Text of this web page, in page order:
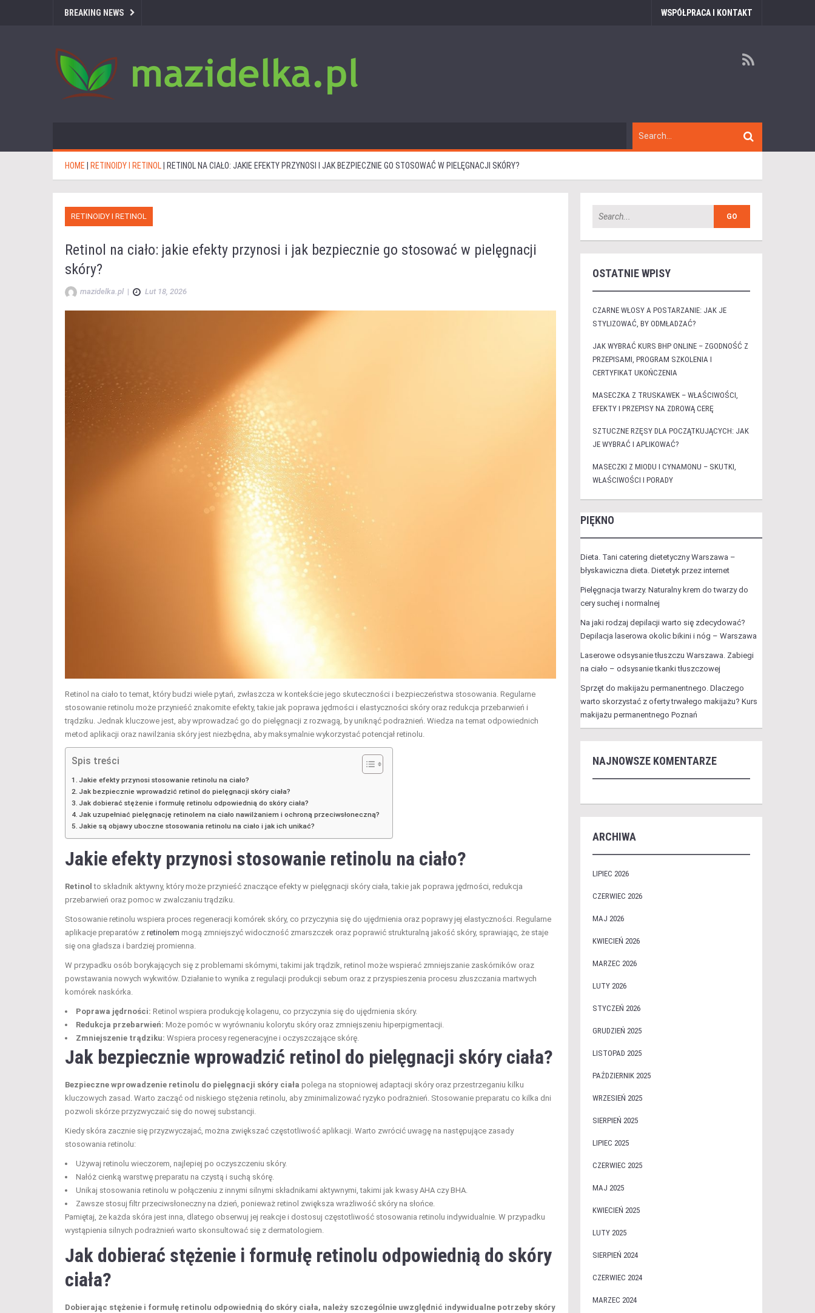
BREAKING NEWS WSPÓŁPRACA I KONTAKT
HOME RETINOIDY I RETINOL RETINOL NA CIAŁO: JAKIE EFEKTY PRZYNOSI I JAK BEZPIECZNIE GO STOSOWAĆ W PIELĘGNACJI SKÓRY?
RETINOIDY I RETINOL
Retinol na ciało: jakie efekty przynosi i jak bezpiecznie go stosować w pielęgnacji
skóry?
mazidelka.pl | Lut 18, 2026
Retinol na ciało to temat, który budzi wiele pytań, zwłaszcza w kontekście jego skuteczności i bezpieczeństwa stosowania. Regularne
stosowanie retinolu może przynieść znakomite efekty, takie jak poprawa jędrności i elastyczności skóry oraz redukcja przebarwień i
trądziku. Jednak kluczowe jest, aby wprowadzać go do pielęgnacji z rozwagą, by uniknąć podrażnień. Wiedza na temat odpowiednich
metod aplikacji oraz nawilżania skóry jest niezbędna, aby maksymalnie wykorzystać potencjał retinolu.
Spis treści
Jakie efekty przynosi stosowanie retinolu na ciało?
Jak bezpiecznie wprowadzić retinol do pielęgnacji skóry ciała?
Jak dobierać stężenie i formułę retinolu odpowiednią do skóry ciała?
Jak uzupełniać pielęgnację retinolem na ciało nawilżaniem i ochroną przeciwsłoneczną?
Jakie są objawy uboczne stosowania retinolu na ciało i jak ich unikać?
Jakie efekty przynosi stosowanie retinolu na ciało?
Retinol to składnik aktywny, który może przynieść znaczące efekty w pielęgnacji skóry ciała, takie jak poprawa jędrności, redukcja
przebarwień oraz pomoc w zwalczaniu trądziku.
Stosowanie retinolu wspiera proces regeneracji komórek skóry, co przyczynia się do ujędrnienia oraz poprawy jej elastyczności. Regularne
aplikacje preparatów z retinolem mogą zmniejszyć widoczność zmarszczek oraz poprawić strukturalną jakość skóry, sprawiając, że staje
się ona gładsza i bardziej promienna.
W przypadku osób borykających się z problemami skórnymi, takimi jak trądzik, retinol może wspierać zmniejszanie zaskórników oraz
powstawania nowych wykwitów. Działanie to wynika z regulacji produkcji sebum oraz z przyspieszenia procesu złuszczania martwych
komórek naskórka.
Poprawa jędrności: Retinol wspiera produkcję kolagenu, co przyczynia się do ujędrnienia skóry.
Redukcja przebarwień: Może pomóc w wyrównaniu kolorytu skóry oraz zmniejszeniu hiperpigmentacji.
Zmniejszenie trądziku: Wspiera procesy regeneracyjne i oczyszczające skórę.
Jak bezpiecznie wprowadzić retinol do pielęgnacji skóry ciała?
Bezpieczne wprowadzenie retinolu do pielęgnacji skóry ciała polega na stopniowej adaptacji skóry oraz przestrzeganiu kilku
kluczowych zasad. Warto zacząć od niskiego stężenia retinolu, aby zminimalizować ryzyko podrażnień. Stosowanie preparatu co kilka dni
pozwoli skórze przyzwyczaić się do nowej substancji.
Kiedy skóra zacznie się przyzwyczajać, można zwiększać częstotliwość aplikacji. Warto zwrócić uwagę na następujące zasady
stosowania retinolu:
Używaj retinolu wieczorem, najlepiej po oczyszczeniu skóry.
Nałóż cienką warstwę preparatu na czystą i suchą skórę.
Unikaj stosowania retinolu w połączeniu z innymi silnymi składnikami aktywnymi, takimi jak kwasy AHA czy BHA.
Zawsze stosuj filtr przeciwsłoneczny na dzień, ponieważ retinol zwiększa wrażliwość skóry na słońce.
Pamiętaj, że każda skóra jest inna, dlatego obserwuj jej reakcje i dostosuj częstotliwość stosowania retinolu indywidualnie. W przypadku
wystąpienia silnych podrażnień warto skonsultować się z dermatologiem.
Jak dobierać stężenie i formułę retinolu odpowiednią do skóry
ciała?
Dobierając stężenie i formułę retinolu odpowiednią do skóry ciała, należy szczególnie uwzględnić indywidualne potrzeby skóry
OSTATNIE WPISY
CZARNE WŁOSY A POSTARZANIE: JAK JE
STYLIZOWAĆ, BY ODMŁADZAĆ?
JAK WYBRAĆ KURS BHP ONLINE – ZGODNOŚĆ Z
PRZEPISAMI, PROGRAM SZKOLENIA I
CERTYFIKAT UKOŃCZENIA
MASECZKA Z TRUSKAWEK – WŁAŚCIWOŚCI,
EFEKTY I PRZEPISY NA ZDROWĄ CERĘ
SZTUCZNE RZĘSY DLA POCZĄTKUJĄCYCH: JAK
JE WYBRAĆ I APLIKOWAĆ?
MASECZKI Z MIODU I CYNAMONU – SKUTKI,
WŁAŚCIWOŚCI I PORADY
PIĘKNO
Dieta. Tani catering dietetyczny Warszawa –
błyskawiczna dieta. Dietetyk przez internet
Pielęgnacja twarzy. Naturalny krem do twarzy do
cery suchej i normalnej
Na jaki rodzaj depilacji warto się zdecydować?
Depilacja laserowa okolic bikini i nóg – Warszawa
Laserowe odsysanie tłuszczu Warszawa. Zabiegi
na ciało – odsysanie tkanki tłuszczowej
Sprzęt do makijażu permanentnego. Dlaczego
warto skorzystać z oferty trwałego makijażu? Kurs
makijażu permanentnego Poznań
NAJNOWSZE KOMENTARZE
ARCHIWA
LIPIEC 2026
CZERWIEC 2026
MAJ 2026
KWIECIEŃ 2026
MARZEC 2026
LUTY 2026
STYCZEŃ 2026
GRUDZIEŃ 2025
LISTOPAD 2025
PAŹDZIERNIK 2025
WRZESIEŃ 2025
SIERPIEŃ 2025
LIPIEC 2025
CZERWIEC 2025
MAJ 2025
KWIECIEŃ 2025
LUTY 2025
SIERPIEŃ 2024
CZERWIEC 2024
MARZEC 2024